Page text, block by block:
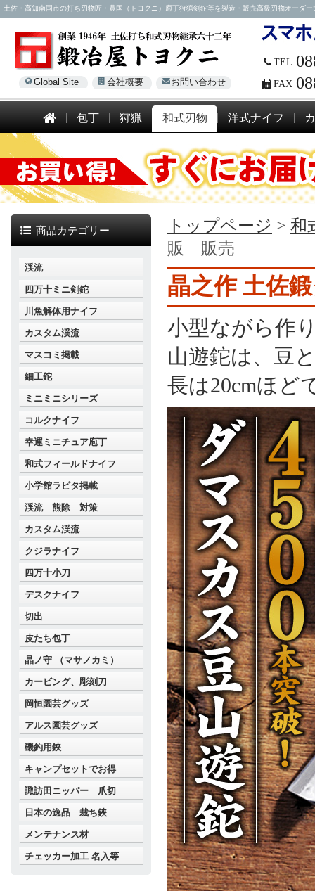
土佐・高知南国市の打ち刃物匠・豊国（トヨクニ）庖丁狩猟剣鉈等を製造・販売高級刃物オーダ
Global Site 会社概要 お問い合わせ
TEL
FAX
包丁 狩猟 和式刃物 洋式ナイフ
トップページ > 和
販 販売
晶之作 土佐
小型ながら作
山遊鉈は、豆
長は20cmほど
商品カテゴリー
渓流
四万十ミニ剣鉈
川魚解体用ナイフ
カスタム渓流
マスコミ掲載
細工鉈
ミニミニシリーズ
コルクナイフ
幸運ミニチュア庖丁
和式フィールドナイフ
小学館ラピタ掲載
渓流 熊除 対策
カスタム渓流
クジラナイフ
四万十小刀
デスクナイフ
切出
皮たち包丁
晶ノ守 （マサノカミ）
カービング、彫刻刀
岡恒園芸グッズ
アルス園芸グッズ
磯釣用鋏
キャンプセットでお得
諏訪田ニッパー 爪切
日本の逸品 裁ち鋏
メンテナンス材
チェッカー加工 名入等